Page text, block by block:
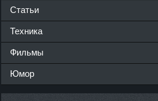
Статьи
Техника
Фильмы
Юмор